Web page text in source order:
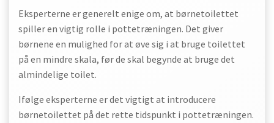
Eksperterne er generelt enige om, at børnetoilettet
spiller en vigtig rolle i pottetræningen. Det giver
børnene en mulighed for at øve sig i at bruge toilettet
på en mindre skala, før de skal begynde at bruge det
almindelige toilet.
Ifølge eksperterne er det vigtigt at introducere
børnetoilettet på det rette tidspunkt i pottetræningen.